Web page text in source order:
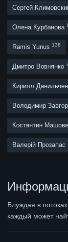
Сергей
Олена Курбанова
Ramis Yunus 138
Дмитро Вовнянко
Кирилл
Володимир
Костянтин
Валерій Прозапас
Блуждая в
каждый может